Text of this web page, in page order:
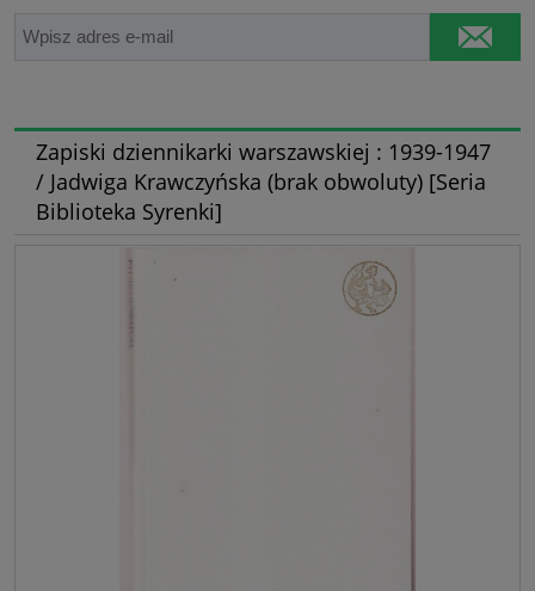
Zapiski dziennikarki warszawskiej : 1939-1947
/ Jadwiga Krawczyńska (brak obwoluty) [Seria
Biblioteka Syrenki]